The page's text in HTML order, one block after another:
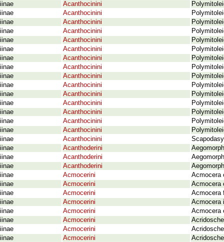
Acanthocinini
Acanthocinini
Acanthocinini
Acanthocinini
Acanthocinini
Acanthocinini
Acanthocinini
Acanthocinini
Acanthocinini
Acanthocinini
Acanthocinini
Acanthocinini
Acanthocinini
Acanthocinini
Acanthocinini
Acanthocinini
Acanthoderini
Acanthoderini
Acanthoderini
Acmocerini
Acmocera
Acmocerini
Acmocera
Acmocerini
Acmocera
Acmocerini
Acmocera
Acmocerini
Acmocera
Acmocerini
Acmocerini
Acmocerini